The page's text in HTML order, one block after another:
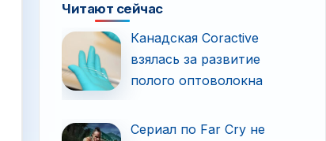
Читают сейчас
Канадская Coractive
взялась за развитие
полого оптоволокна
Сериал по Far Cry не